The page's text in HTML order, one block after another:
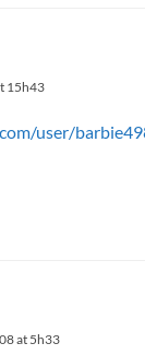
15h43
user/
at 5h33